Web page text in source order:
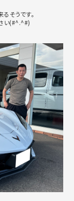
そうです。
い(#^.^#)